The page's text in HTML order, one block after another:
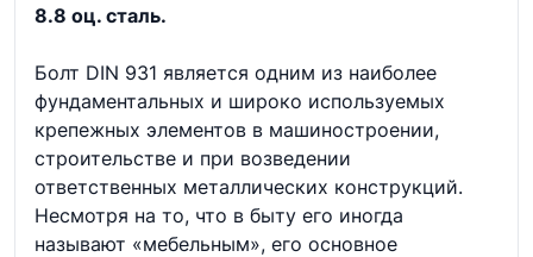
8.8 оц. сталь.
Болт DIN 931 является одним из наиболее
фундаментальных и широко используемых
крепежных элементов в машиностроении,
строительстве и при возведении
ответственных металлических конструкций.
Несмотря на то, что в быту его иногда
называют «мебельным», его основное